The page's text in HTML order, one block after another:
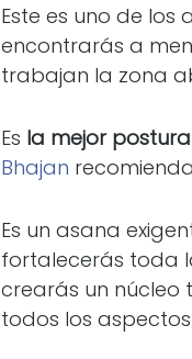
Este es uno de
encontrarás a
trabajan la zona
Es la mejor
Bhajan
Es un asana
fortalecerás toda
crearás un núcleo
todos los